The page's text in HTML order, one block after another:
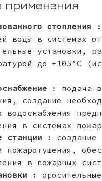
применения
отопления
:
воды в системах
установки,
до +105°С
: подача
создание
водоснабжения
в системах
станции
: создание
пожаротушения,
в пожарных
: